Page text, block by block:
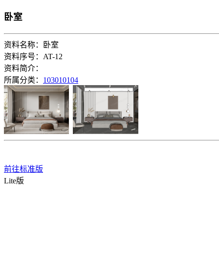
卧室
资料名称：卧室
资料序号：AT-12
资料简介：
所属分类： 103010104
前往标准版
Lite版